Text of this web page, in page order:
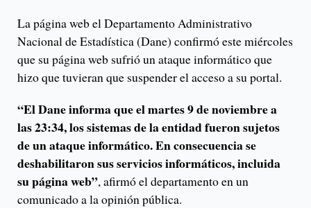
La página web el Departamento Administrativo
Nacional de Estadística (Dane) confirmó este miércoles
que su página web sufrió un ataque informático que
hizo que tuvieran que suspender el acceso a su portal.
“El Dane informa que el martes 9 de noviembre a
las 23:34, los sistemas de la entidad fueron sujetos
de un ataque informático. En consecuencia se
deshabilitaron sus servicios informáticos, incluida
su página web”, afirmó el departamento en un
comunicado a la opinión pública.